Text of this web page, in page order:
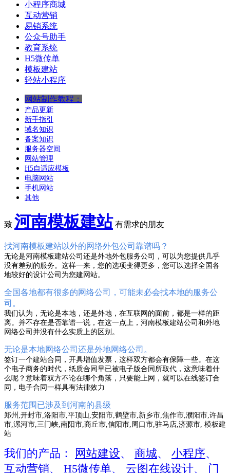
小程序商城
互动营销
易销系统
公众号助手
教育系统
H5微传单
模板建站
轻站小程序
网站制作教程：
产品更新
新手指引
域名知识
备案知识
服务器空间
网站管理
H5自适应模板
电脑网站
手机网站
其他
致 河南模板建站 有需求的朋友
找河南模板建站以外的网络外包公司靠谱吗？
无论是河南模板建站公司还是外地外包服务公司，可以为您提供几乎
没有差别的服务。这样一来，您的选项变得更多，您可以选择全国各
地较好的设计公司为您建网站。
全国各地都有很多的网络公司，可能未必会找本地的服务公
司。
我们认为，无论是本地，还是外地，在互联网的面前，都是一样的距
离。并不存在是否靠谱一说，在这一点上，河南模板建站公司和外地
网络公司并没有什么实质上的区别。
无论是本地网络公司还是外地网络公司。
签订一个建站合同，开具增值发票，这样双方都会有保障一些。在这
个电子商务的时代，纸质合同早已被电子版合同所取代，这意味着什
么呢？意味着双方不论在哪个角落，只要能上网，就可以在线签订合
同，电子合同一样具有法律效力
服务范围已涉及到河南的县级
郑州,开封市,洛阳市,平顶山,安阳市,鹤壁市,新乡市,焦作市,濮阳市,许昌
市,漯河市,三门峡,南阳市,商丘市,信阳市,周口市,驻马店,济源市, 模板建
站
我们的产品： 网站建设、 商城、 小程序、
互动营销、 H5微传单、 云图在线设计、 门